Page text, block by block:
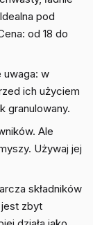
pod
od 18 do
uwaga: w
ich użyciem
granulowany.
Ale
Używaj jej
składników
zbyt